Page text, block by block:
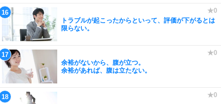
トラブルが起こったからといって、評価が下がるとは
限らない。
余裕がないから、腹が立つ。
余裕があれば、腹は立たない。